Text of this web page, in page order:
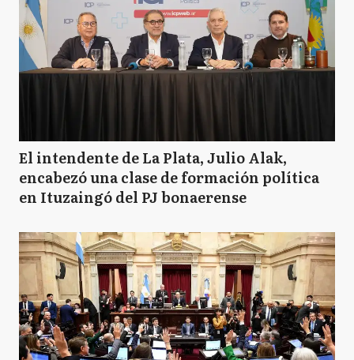
El intendente de La Plata, Julio Alak,
encabezó una clase de formación política
en Ituzaingó del PJ bonaerense